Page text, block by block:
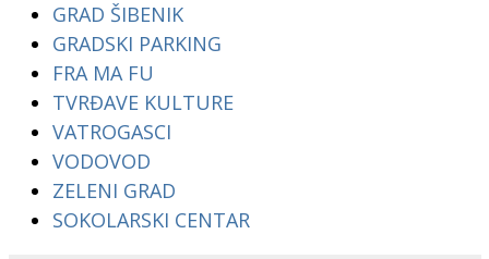
GRAD ŠIBENIK
GRADSKI PARKING
FRA MA FU
TVRĐAVE KULTURE
VATROGASCI
VODOVOD
ZELENI GRAD
SOKOLARSKI CENTAR